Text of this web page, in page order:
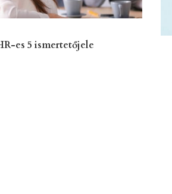
es 5 ismertetőjele